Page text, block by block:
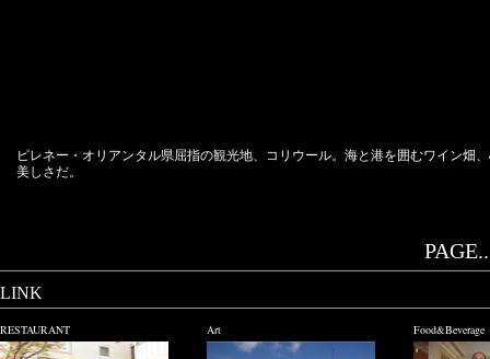
ピレネー・オリアンタル県屈指の観光地、コリウール。海と港を囲むワイン畑
美しさだ。
LINK
RESTAURANT Art Food&Beverage